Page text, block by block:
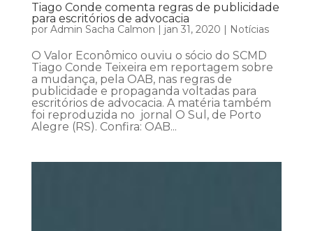
Tiago Conde comenta regras de publicidade
para escritórios de advocacia
por Admin Sacha Calmon | jan 31, 2020 | Notícias
O Valor Econômico ouviu o sócio do SCMD
Tiago Conde Teixeira em reportagem sobre
a mudança, pela OAB, nas regras de
publicidade e propaganda voltadas para
escritórios de advocacia. A matéria também
foi reproduzida no jornal O Sul, de Porto
Alegre (RS). Confira: OAB...